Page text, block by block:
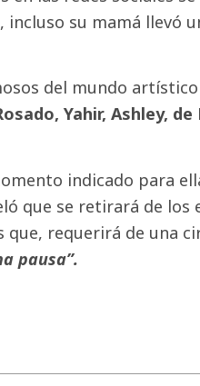
su mamá llevó
del mundo
Yahir, Ashley, de
indicado para
que se retirará de los
requerirá de una
pausa”.